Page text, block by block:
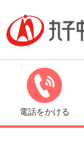
電話をかける